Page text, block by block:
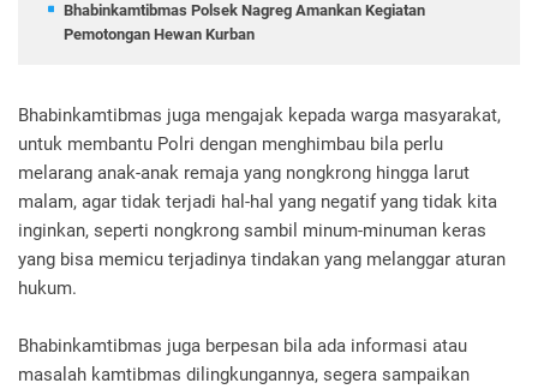
Bhabinkamtibmas Polsek Nagreg Amankan Kegiatan
Pemotongan Hewan Kurban
Bhabinkamtibmas juga mengajak kepada warga masyarakat,
untuk membantu Polri dengan menghimbau bila perlu
melarang anak-anak remaja yang nongkrong hingga larut
malam, agar tidak terjadi hal-hal yang negatif yang tidak kita
inginkan, seperti nongkrong sambil minum-minuman keras
yang bisa memicu terjadinya tindakan yang melanggar aturan
hukum.
Bhabinkamtibmas juga berpesan bila ada informasi atau
masalah kamtibmas dilingkungannya, segera sampaikan